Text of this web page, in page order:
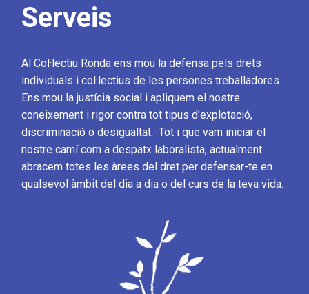
Serveis
Al Col·lectiu Ronda ens mou la defensa pels drets
individuals i col·lectius de les persones treballadores.
Ens mou la justícia social i apliquem el nostre
coneixement i rigor contra tot tipus d'explotació,
discriminació o desigualtat. Tot i que vam iniciar el
nostre camí com a despatx laboralista, actualment
abracem totes les àrees del dret per defensar-te en
qualsevol àmbit del dia a dia o del curs de la teva vida.